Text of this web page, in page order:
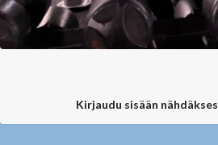
Kirjaudu sisään